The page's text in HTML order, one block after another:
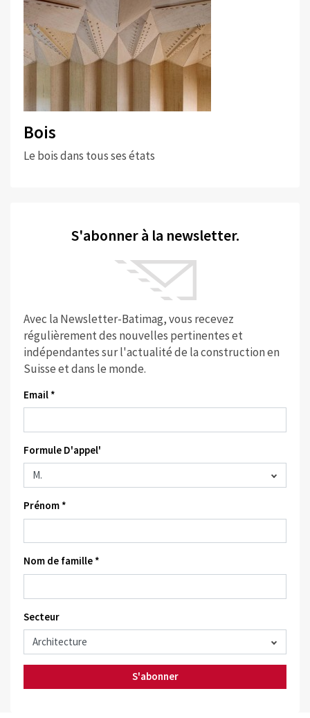
Bois
Le bois dans tous ses états
S'abonner à la newsletter.
Avec la Newsletter-Batimag, vous recevez
régulièrement des nouvelles pertinentes et
indépendantes sur l'actualité de la construction en
Suisse et dans le monde.
Email *
Formule D'appel'
Prénom *
Nom de famille *
Secteur
S'abonner